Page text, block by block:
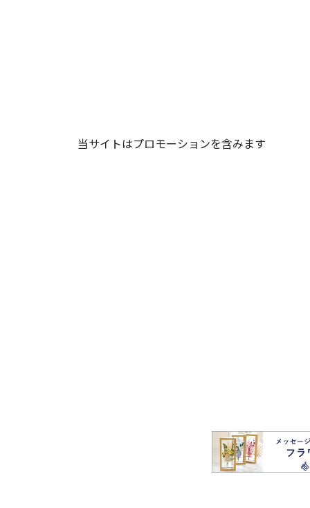
当サイトはプロモーションを含みます